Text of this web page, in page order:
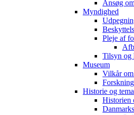
Ansøg
Myndighed
Pleje af
Tilsyn og
Museum
Vilkår
Historie og
Historien